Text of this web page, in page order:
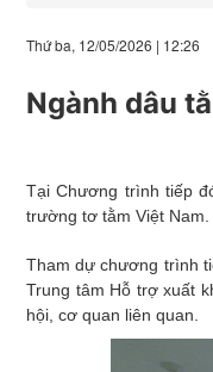
Thứ ba, 12/05/2026 | 12:26
Ngành dâu
Tại Chương trình tiếp
trường tơ tằm Việt Nam.
Tham dự chương trình
Trung tâm Hỗ trợ xuất
hội, cơ quan liên quan.